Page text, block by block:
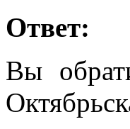
Ответ:
Вы